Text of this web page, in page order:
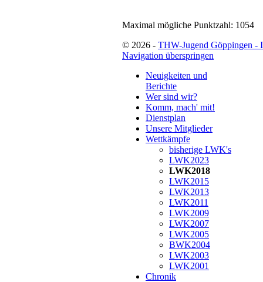
Maximal mögliche Punktzahl: 1054
© 2026 - THW-Jugend Göppingen -
Navigation überspringen
Neuigkeiten und
Berichte
Wer sind wir?
Komm, mach' mit!
Dienstplan
Unsere Mitglieder
Wettkämpfe
bisherige LWK's
LWK2023
LWK2018
LWK2015
LWK2013
LWK2011
LWK2009
LWK2007
LWK2005
BWK2004
LWK2003
LWK2001
Chronik